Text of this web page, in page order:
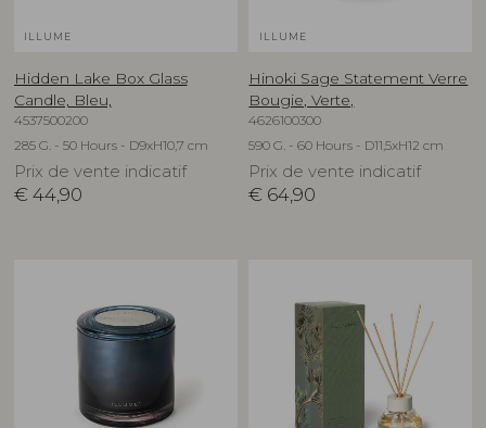
ILLUME
Hidden Lake Box Glass
Candle, Bleu,
4537500200
285 G. - 50 Hours - D9xH10,7 cm
Prix de vente indicatif
€ 44,90
ILLUME
Hinoki Sage Statement Verre
Bougie, Verte,
4626100300
590 G. - 60 Hours - D11,5xH12 cm
Prix de vente indicatif
€ 64,90